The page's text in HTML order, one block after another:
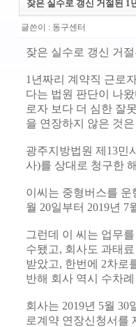
잦은 실수로 갱신 거절된
글쓴이 : 동구센터
잦은 실수로 갱신 거
1년짜리 계약직 근로
다는 법원 판단이 나
로자 보다 더 심한 잘
을 연장하지 않은 것
광주지방법원 제13민
사)를 상대로 청구한
이씨는 중형버스를 운
월 20일부터 2019년
그런데 이 씨는 업무
수됐고, 회사도 과태
받았고, 한번에 2차로
반해 회사 역시 수차
회사는 2019년 5월
로계약 연장신청서를